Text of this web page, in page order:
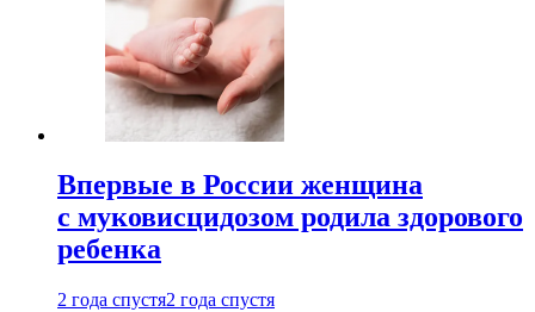
Впервые в России женщина
с муковисцидозом родила здорового
ребенка
2 года спустя2 года спустя